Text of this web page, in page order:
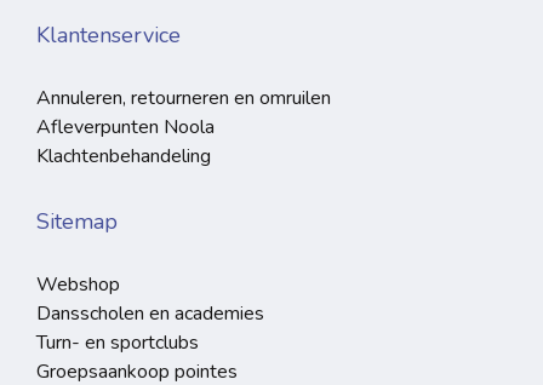
Klantenservice
Annuleren, retourneren en omruilen
Afleverpunten Noola
Klachtenbehandeling
Sitemap
Webshop
Dansscholen en academies
Turn- en sportclubs
Groepsaankoop pointes